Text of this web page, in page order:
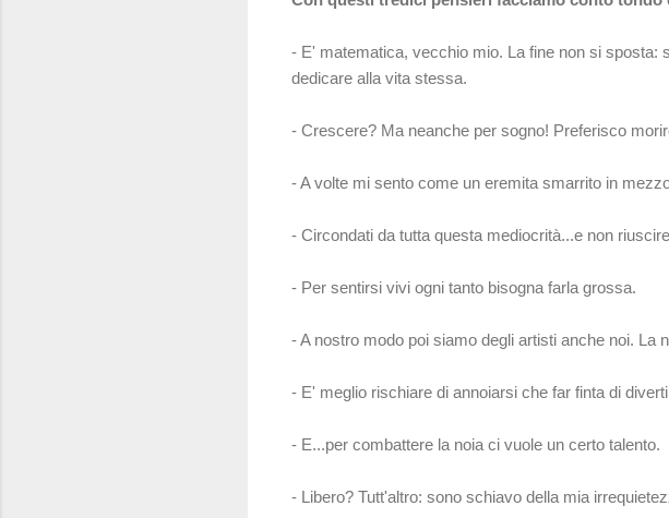
- E' matematica, vecchio mio. La fine non si
dedicare alla vita stessa.
- Crescere? Ma neanche per sogno! Preferisco
- A volte mi sento come un eremita smarrito in
- Circondati da tutta questa mediocrità...e non
- Per sentirsi vivi ogni tanto bisogna farla grossa.
- A nostro modo poi siamo degli artisti anche noi. La
- E' meglio rischiare di annoiarsi che far finta di
- E...per combattere la noia ci vuole un certo talento.
- Libero? Tutt'altro: sono schiavo della mia